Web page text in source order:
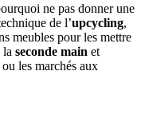
ne pas donner une
de l’upcycling,
meubles pour les mettre
la seconde main et
les marchés aux